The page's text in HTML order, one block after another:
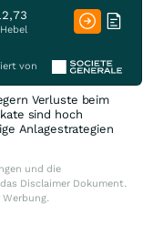
Hebel
von
Verluste beim
sind hoch
Anlagestrategien
und die
Disclaimer Dokument.
Werbung.